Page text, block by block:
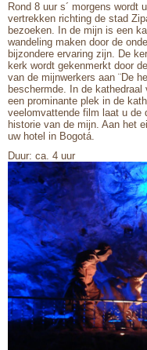
Rond 8 uur s´ morgens wordt
vertrekken richting de stad
bezoeken. In de mijn is een
wandeling maken door de
bijzondere ervaring zijn. De
kerk wordt gekenmerkt door
van de mijnwerkers aan ¨De
beschermde. In de
een prominante plek in de
veelomvattende film laat u de
historie van de mijn. Aan het
uw hotel in Bogotá.
Duur: ca. 4 uur